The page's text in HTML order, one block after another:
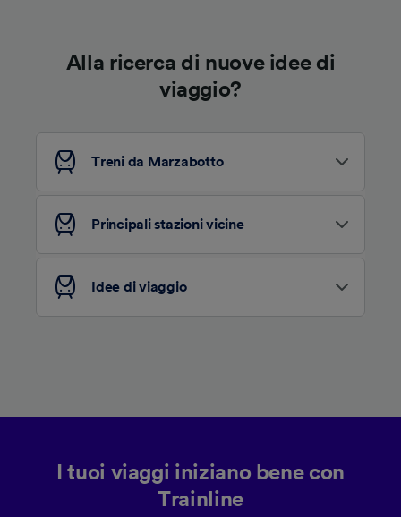
Alla ricerca di nuove idee di
viaggio?
Treni da Marzabotto
Principali stazioni vicine
Idee di viaggio
I tuoi viaggi iniziano bene con
Trainline